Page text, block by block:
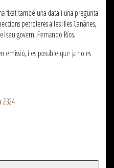
fixat també una data i una pregunta
petroleres a les illes Canàries,
seu govern, Fernando Ríos.
emissió, i es possible que ja no es
2324